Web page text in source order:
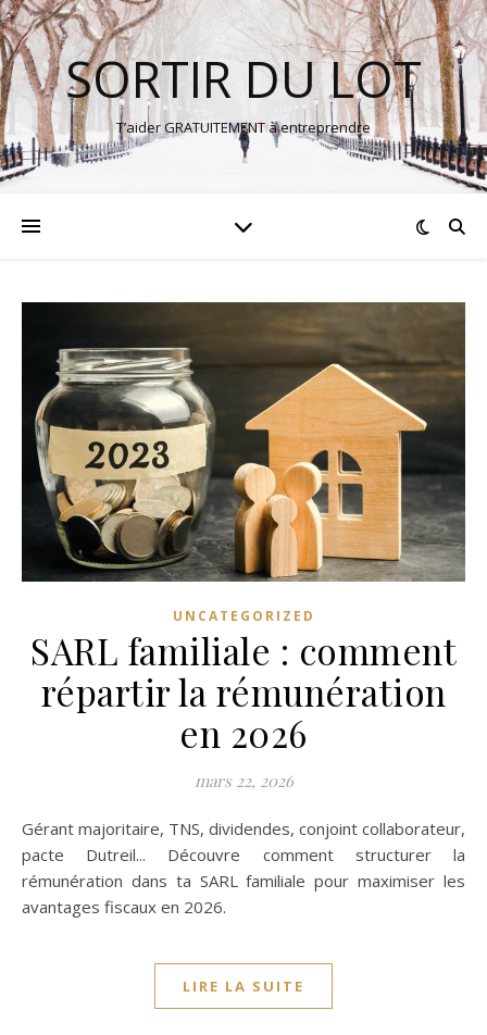
SORTIR DU LOT
T’aider GRATUITEMENT à entreprendre
UNCATEGORIZED
SARL familiale : comment
répartir la rémunération
en 2026
mars 22, 2026
Gérant majoritaire, TNS, dividendes, conjoint collaborateur,
pacte Dutreil... Découvre comment structurer la
rémunération dans ta SARL familiale pour maximiser les
avantages fiscaux en 2026.
LIRE LA SUITE